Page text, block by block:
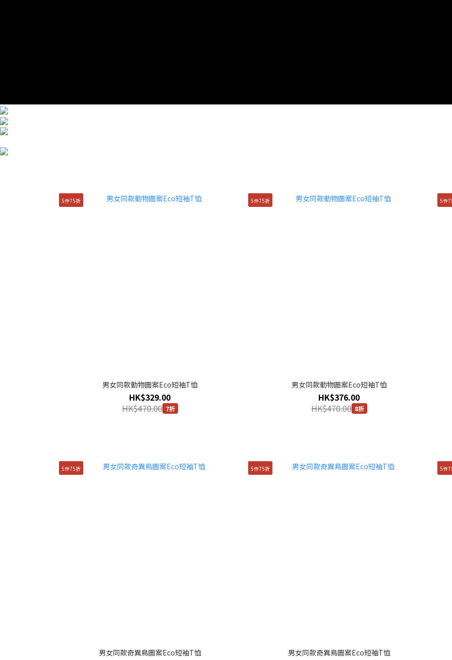
5件75折
男女同款動物圖案Eco短袖T恤
HK$329.00
HK$470.00 7折
5件75折
男女同款動物圖案Eco短袖T恤
HK$376.00
HK$470.00 8折
5件
5件75折
男女同款奇異鳥圖案Eco短袖T恤
5件75折
男女同款奇異鳥圖案Eco短袖T恤
5件